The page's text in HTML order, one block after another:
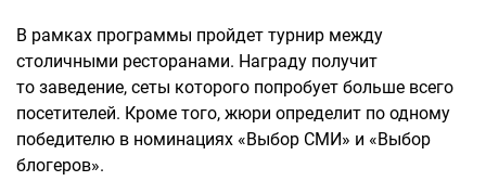
В рамках программы пройдет турнир между
столичными ресторанами. Награду получит
то заведение, сеты которого попробует больше всего
посетителей. Кроме того, жюри определит по одному
победителю в номинациях «Выбор СМИ» и «Выбор
блогеров».